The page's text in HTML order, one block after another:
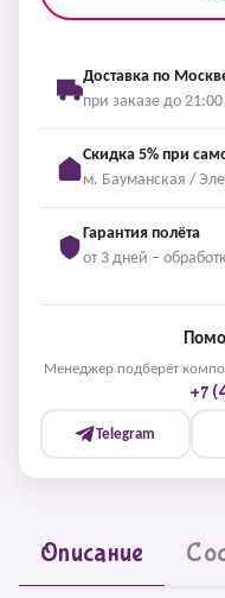
Доставка по
при заказе до 21:00
Скидка 5% при
м. Бауманская /
Гарантия полёта
от 3 дней –
Менеджер подберёт
+7
Telegram
Описание